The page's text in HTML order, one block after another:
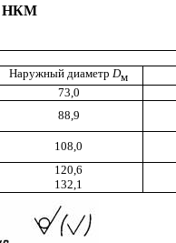
- НКМ
Наружный диаметр Dм
73,0
88,9
108,0
120,6
132,1